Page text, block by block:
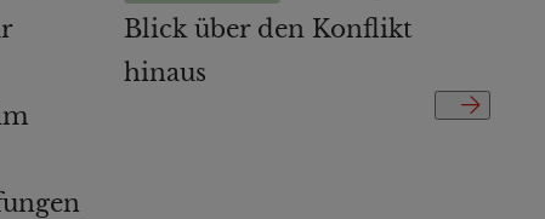
Blick über den Konflikt
hinaus